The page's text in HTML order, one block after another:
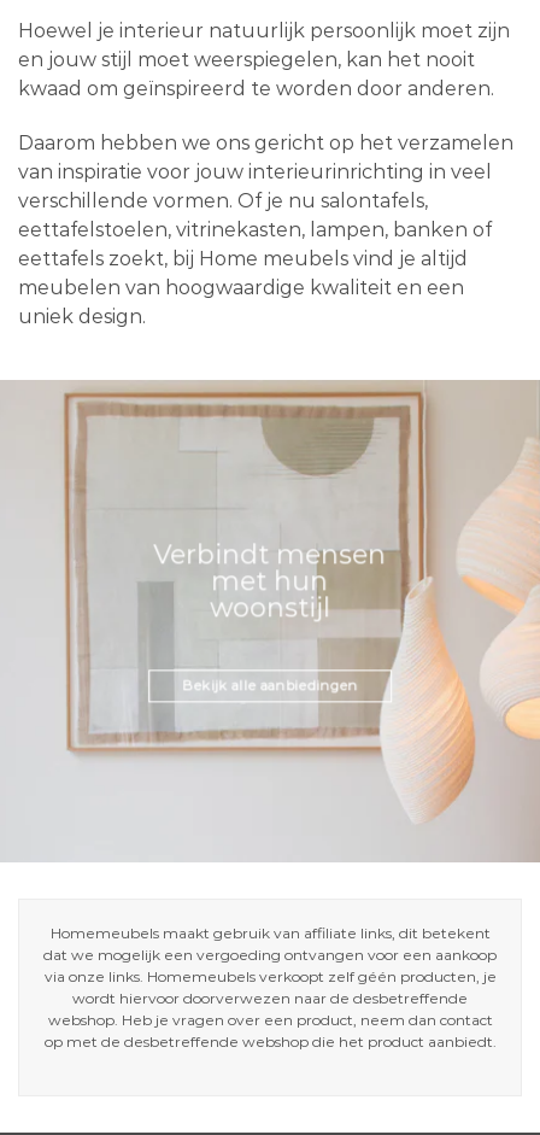
Hoewel je interieur natuurlijk persoonlijk moet zijn
en jouw stijl moet weerspiegelen, kan het nooit
kwaad om geïnspireerd te worden door anderen.
Daarom hebben we ons gericht op het verzamelen
van inspiratie voor jouw interieurinrichting in veel
verschillende vormen. Of je nu salontafels,
eettafelstoelen, vitrinekasten, lampen, banken of
eettafels zoekt, bij Home meubels vind je altijd
meubelen van hoogwaardige kwaliteit en een
uniek design.
Verbindt mensen
met hun
woonstijl
Bekijk alle aanbiedingen
Homemeubels maakt gebruik van affiliate links, dit betekent
dat we mogelijk een vergoeding ontvangen voor een aankoop
via onze links. Homemeubels verkoopt zelf géén producten, je
wordt hiervoor doorverwezen naar de desbetreffende
webshop. Heb je vragen over een product, neem dan contact
op met de desbetreffende webshop die het product aanbiedt.